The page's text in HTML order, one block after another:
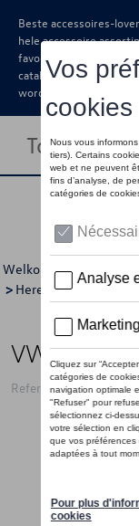
Beste accessoires-
hele accessoire
favoriete merk
catalogus. Deze
worden via uw dealer.
Toggle
Welkom >Voor u
> Heren > Detail
VW
Referentie: